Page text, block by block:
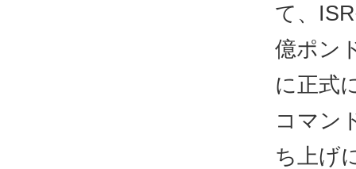
て、
億ポン
に正式
コマン
ち上げ